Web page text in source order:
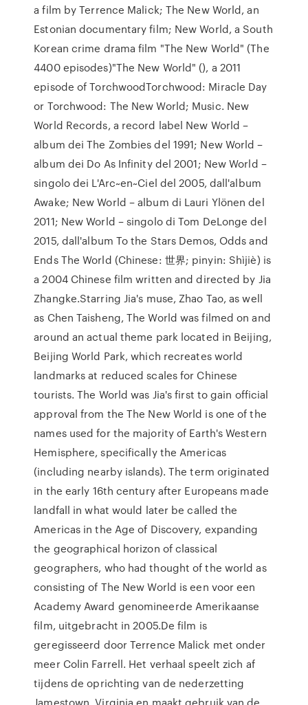
a film by Terrence Malick; The New World, an
Estonian documentary film; New World, a South
Korean crime drama film "The New World" (The
4400 episodes)"The New World" (), a 2011
episode of TorchwoodTorchwood: Miracle Day
or Torchwood: The New World; Music. New
World Records, a record label New World –
album dei The Zombies del 1991; New World –
album dei Do As Infinity del 2001; New World –
singolo dei L'Arc~en~Ciel del 2005, dall'album
Awake; New World – album di Lauri Ylönen del
2011; New World – singolo di Tom DeLonge del
2015, dall'album To the Stars Demos, Odds and
Ends The World (Chinese: 世界; pinyin: Shìjiè) is
a 2004 Chinese film written and directed by Jia
Zhangke.Starring Jia's muse, Zhao Tao, as well
as Chen Taisheng, The World was filmed on and
around an actual theme park located in Beijing,
Beijing World Park, which recreates world
landmarks at reduced scales for Chinese
tourists. The World was Jia's first to gain official
approval from the The New World is one of the
names used for the majority of Earth's Western
Hemisphere, specifically the Americas
(including nearby islands). The term originated
in the early 16th century after Europeans made
landfall in what would later be called the
Americas in the Age of Discovery, expanding
the geographical horizon of classical
geographers, who had thought of the world as
consisting of The New World is een voor een
Academy Award genomineerde Amerikaanse
film, uitgebracht in 2005.De film is
geregisseerd door Terrence Malick met onder
meer Colin Farrell. Het verhaal speelt zich af
tijdens de oprichting van de nederzetting
Jamestown, Virginia en maakt gebruik van de